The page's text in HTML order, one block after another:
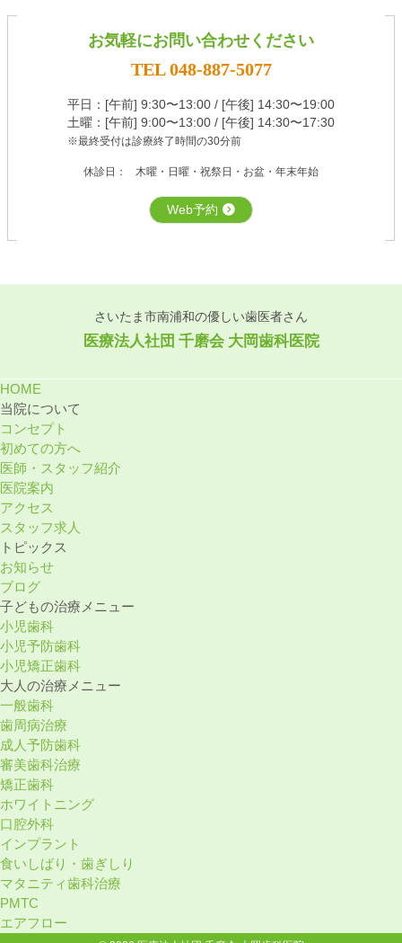
お気軽にお問い合わせください
TEL 048-887-5077
平⽇：[午前] 9:30〜13:00 / [午後] 14:30〜19:00
土曜：[午前] 9:00〜13:00 / [午後] 14:30〜17:30
※最終受付は診療終了時間の30分前
休診日： ⽊曜・⽇曜・祝祭⽇・お盆・年末年始
Web予約
さいたま市南浦和の優しい歯医者さん
医療法⼈社団 千磨会 ⼤岡⻭科医院
HOME
当院について
コンセプト
初めての⽅へ
医師・スタッフ紹介
医院案内
アクセス
スタッフ求⼈
トピックス
お知らせ
ブログ
⼦どもの治療メニュー
小児歯科
小児予防歯科
小児矯正歯科
⼤⼈の治療メニュー
一般歯科
歯周病治療
成人予防歯科
審美歯科治療
矯正歯科
ホワイトニング
口腔外科
インプラント
食いしばり・歯ぎしり
マタニティ歯科治療
PMTC
エアフロー